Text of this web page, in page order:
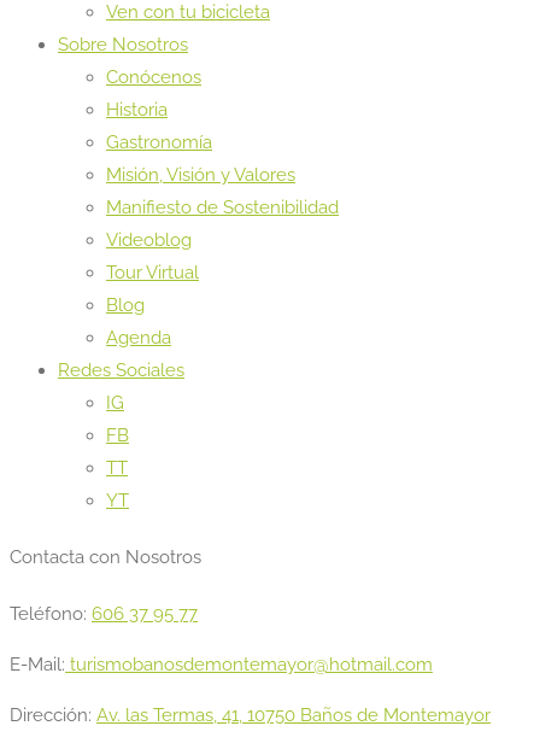
Ven con tu bicicleta
Sobre Nosotros
Conócenos
Historia
Gastronomía
Misión, Visión y Valores
Manifiesto de Sostenibilidad
Videoblog
Tour Virtual
Blog
Agenda
Redes Sociales
IG
FB
TT
YT
Contacta con Nosotros
Teléfono: 606 37 95 77
E-Mail: turismobanosdemontemayor@hotmail.com
Dirección: Av. las Termas, 41, 10750 Baños de Montemayor